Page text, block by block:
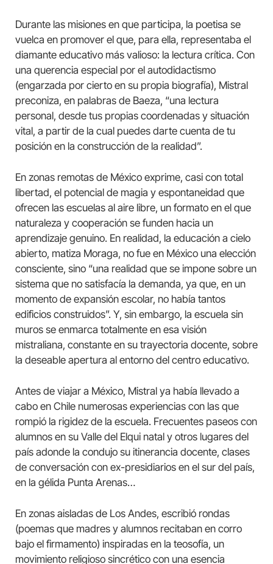
Durante las misiones en que participa, la poetisa se
vuelca en promover el que, para ella, representaba el
diamante educativo más valioso: la lectura crítica. Con
una querencia especial por el autodidactismo
(engarzada por cierto en su propia biografía), Mistral
preconiza, en palabras de Baeza, “una lectura
personal, desde tus propias coordenadas y situación
vital, a partir de la cual puedes darte cuenta de tu
posición en la construcción de la realidad”.
En zonas remotas de México exprime, casi con total
libertad, el potencial de magia y espontaneidad que
ofrecen las escuelas al aire libre, un formato en el que
naturaleza y cooperación se funden hacia un
aprendizaje genuino. En realidad, la educación a cielo
abierto, matiza Moraga, no fue en México una elección
consciente, sino “una realidad que se impone sobre un
sistema que no satisfacía la demanda, ya que, en un
momento de expansión escolar, no había tantos
edificios construidos”. Y, sin embargo, la escuela sin
muros se enmarca totalmente en esa visión
mistraliana, constante en su trayectoria docente, sobre
la deseable apertura al entorno del centro educativo.
Antes de viajar a México, Mistral ya había llevado a
cabo en Chile numerosas experiencias con las que
rompió la rigidez de la escuela. Frecuentes paseos con
alumnos en su Valle del Elqui natal y otros lugares del
país adonde la condujo su itinerancia docente, clases
de conversación con ex-presidiarios en el sur del país,
en la gélida Punta Arenas…
En zonas aisladas de Los Andes, escribió rondas
(poemas que madres y alumnos recitaban en corro
bajo el firmamento) inspiradas en la teosofía, un
movimiento religioso sincrético con una esencia